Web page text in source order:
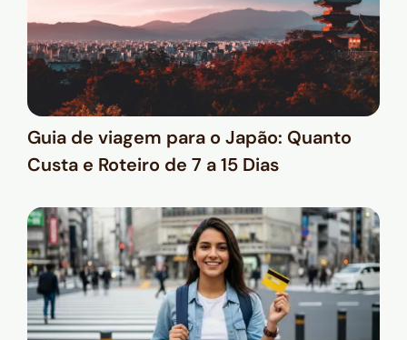
Guia de viagem para o Japão: Quanto
Custa e Roteiro de 7 a 15 Dias